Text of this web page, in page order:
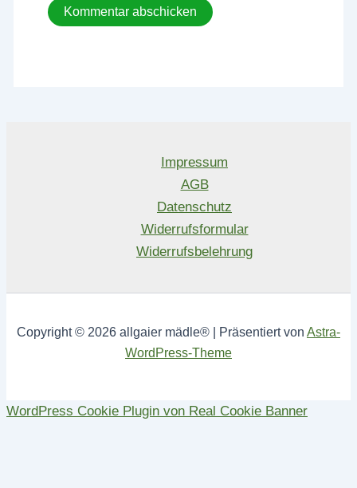
Impressum
AGB
Datenschutz
Widerrufsformular
Widerrufsbelehrung
Copyright © 2026 allgaier mädle® | Präsentiert von Astra-
WordPress-Theme
WordPress Cookie Plugin von Real Cookie Banner